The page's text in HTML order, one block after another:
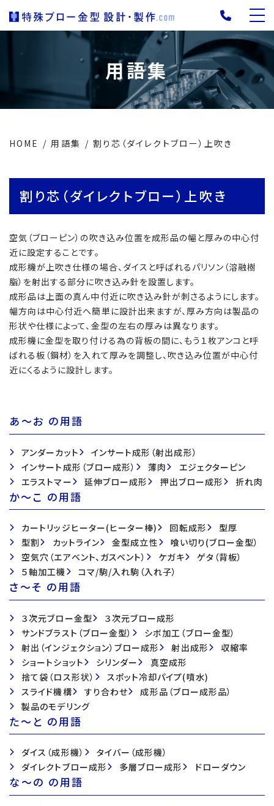
用語集
HOME 用語集 割り芯（ダイレクトブロー）上吹き
割り芯（ダイレクトブロー）上吹き
空気（ブローピン）の吹き込み位置を成形品の幅と厚みの中心付
近に設定することです。
成形機が上吹き仕様の場合、ダイスと呼ばれるパリソン（溶融樹
脂）を射出する部分に吹き込み針を設置します。
成形品は上面の真ん中付近に吹き込み針が刺さるようにします。
幅方向は中心付近へ簡単に設計出来ますが、厚み方向は製品の
形状や仕様によって、金型の左右の厚みは異なります。
成形機に金型を取り付ける為の背板の間に、もう１枚アンコと呼
ばれる板（鋼材）を入れて厚みを調整し、吹き込み位置が中心付
近にくるように設計します。
あ〜お の用語
アンダーカット
インサート成形（射出成形）
インサート成形（ブロー成形）
薄肉
エジェクターピン
エラストマー
延伸ブロー成形 押出ブロー成形 折れ肉
か〜こ の用語
カートリッジヒーター(ヒーター棒) 回転成形
型厚
型割
カットライン 金型成立性
喰い切り(ブロー金型）
空気穴（エアベント、ガスベント）
ケガキ
ゲタ（背板）
５軸加工機
コマ/駒/入れ駒（入れ子）
さ〜そ の用語
３次元ブロー金型
３次元ブロー成形
サンドブラスト（ブロー金型）
シボ加工（ブロー金型）
射出（インジェクション）ブロー成形
射出成形
収縮率
ショートショット
シリンダー
真空成形
捨て袋（ロス形状）
スポット冷却パイプ(噴水)
スライド機構
すり合わせ
成形品（ブロー成形品）
製品のモデリング
た〜と の用語
ダイス（成形機）
タイバー（成形機）
ダイレクトブロー成形
多層ブロー成形 ドローダウン
な〜の の用語